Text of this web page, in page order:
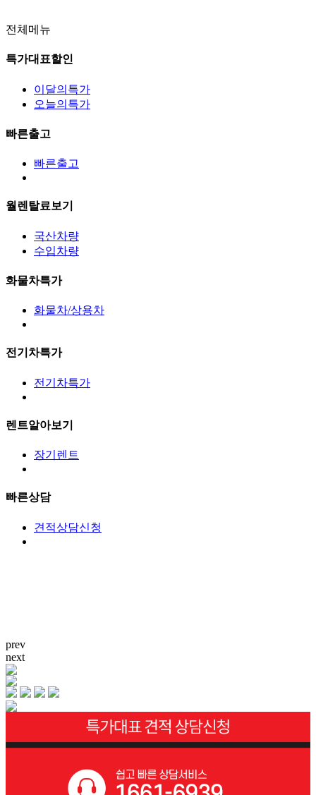
전체메뉴
특가대표할인
이달의특가
오늘의특가
빠른출고
빠른출고
월렌탈료보기
국산차량
수입차량
화물차특가
화물차/상용차
전기차특가
전기차특가
렌트알아보기
장기렌트
빠른상담
견적상담신청
prev
next